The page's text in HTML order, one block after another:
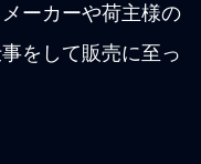
ーカーや荷主様の
をして販売に至っ